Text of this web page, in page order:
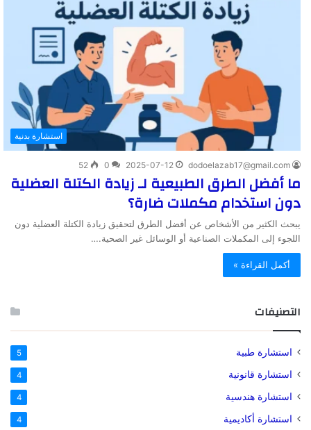
استشارة بدنية
dodoelazab17@gmail.com
2025-07-12
0
52
ما أفضل الطرق الطبيعية لـ زيادة الكتلة العضلية
دون استخدام مكملات ضارة؟
يبحث الكثير من الأشخاص عن أفضل الطرق لتحقيق زيادة الكتلة العضلية دون
اللجوء إلى المكملات الصناعية أو الوسائل غير الصحية.…
أكمل القراءة »
التصنيفات
استشارة طبية 5
استشارة قانونية 4
استشارة هندسية 4
استشارة أكاديمية 4